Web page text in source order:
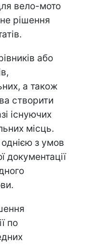
вело-мото
рішення
або
а також
створити
існуючих
місць.
з умов
документації
по